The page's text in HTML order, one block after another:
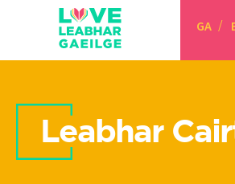
GA
Leabhar